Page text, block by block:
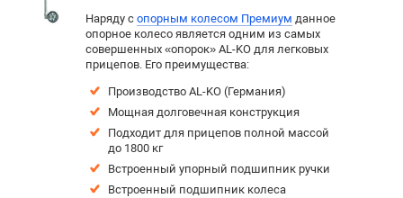
Наряду с опорным колесом Премиум данное
опорное колесо является одним из самых
совершенных «опорок» AL-KO для легковых
прицепов. Его преимущества:
Производство AL-KO (Германия)
Мощная долговечная конструкция
Подходит для прицепов полной массой
до 1800 кг
Встроенный упорный подшипник ручки
Встроенный подшипник колеса